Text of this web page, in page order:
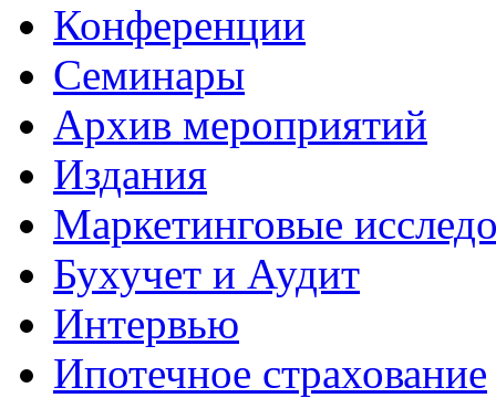
Конференции
Семинары
Архив мероприятий
Издания
Маркетинговые
Бухучет и Аудит
Интервью
Ипотечное страхование